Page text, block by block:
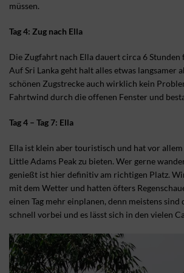
müssen.
Tag 4: Zug nach Ella
Die Zugfahrt nach Ella dauert circa 6
Auf Sri Lanka geht halt alles etwas langsamer
schönen Zugstrecke auch wirklich kein
Fahrtwind durch die offenen Fenster und
Tag 4 – Tag 7: Ella
Ella ist klein aber touristisch und hat vor allem
Little Adams Peak zu bieten. Wer gerne
genießt ist hier definitiv am richtigen Platz.
mit dem Wetter und hatten öfters
einen Tag mehr einplanen, denn meistens sind
schnell vorbei und es lässt sich in den vielen